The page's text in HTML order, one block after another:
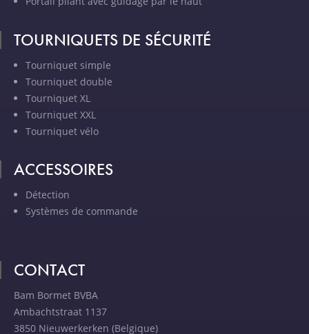
TOURNIQUETS DE SÉCURITÉ
Tourniquet simple
Tourniquet double
Tourniquet XL
Tourniquet XXL
Tourniquet vélo
ACCESSOIRES
Détection
Systèmes de commande
CONTACT
Bam Bormet BVBA
Ambachtstraat 1137
3850 Nieuwerkerken (Belgique)